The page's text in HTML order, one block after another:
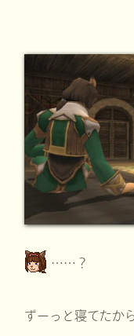
……？
ずーっと寝てたか